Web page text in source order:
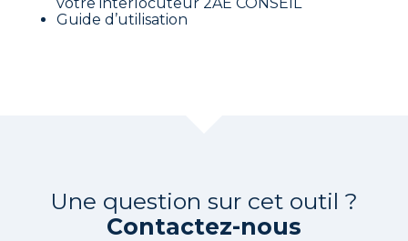
Guide d’utilisation
Une question sur cet outil ?
Contactez-nous